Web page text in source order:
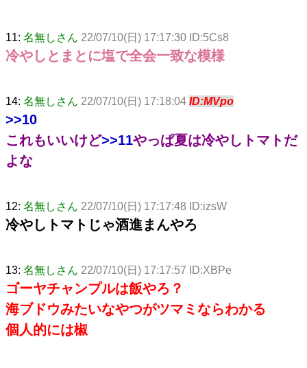
11: 名無しさん 22/07/10(日) 17:17:30 ID:5Cs8
冷やしとまとに塩で全会一致な模様
14: 名無しさん 22/07/10(日) 17:18:04 ID:MVpo
>>10
これもいいけど>>11やっぱ夏は冷やしトマトだ
よな
12: 名無しさん 22/07/10(日) 17:17:48 ID:izsW
冷やしトマトじゃ酒進まんやろ
13: 名無しさん 22/07/10(日) 17:17:57 ID:XBPe
ゴーヤチャンプルは飯やろ？
海ブドウみたいなやつがツマミならわかる
個人的には椒